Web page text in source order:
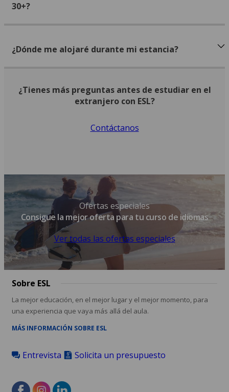
30+?
¿Dónde me alojaré durante mi estancia?
¿Tienes más preguntas antes de estudiar en el
extranjero con ESL?
Contáctanos
Ofertas especiales
Consigue la mejor oferta para tu curso de idiomas
Ver todas las ofertas especiales
Sobre ESL
La mejor educación, en el mejor lugar y el mejor momento, para
una experiencia que vaya más allá del aula.
MÁS INFORMACIÓN SOBRE ESL
Entrevista Solicita un presupuesto